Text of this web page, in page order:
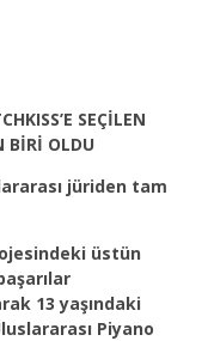
SEÇİLEN
BİRİ OLDU
jüriden tam
üstün
13 yaşındaki
Piyano